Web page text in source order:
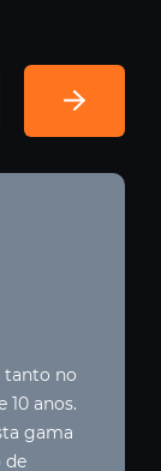
tanto no
anos.
gama
de